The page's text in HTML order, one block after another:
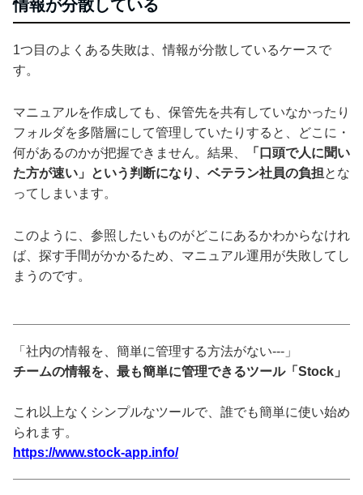
情報が分散している
1つ目のよくある失敗は、情報が分散しているケースで
す。
マニュアルを作成しても、保管先を共有していなかったり
フォルダを多階層にして管理していたりすると、どこに・
何があるのかが把握できません。結果、
「口頭で人に聞い
た方が速い」という判断になり、ベテラン社員の負担とな
ってしまいます。
このように、参照したいものがどこにあるかわからなけれ
ば、探す手間がかかるため、マニュアル運用が失敗してし
まうのです。
「社内の情報を、簡単に管理する方法がない---」
チームの情報を、最も簡単に管理できるツール「Stock」
これ以上なくシンプルなツールで、誰でも簡単に使い始め
られます。
https://www.stock-app.info/